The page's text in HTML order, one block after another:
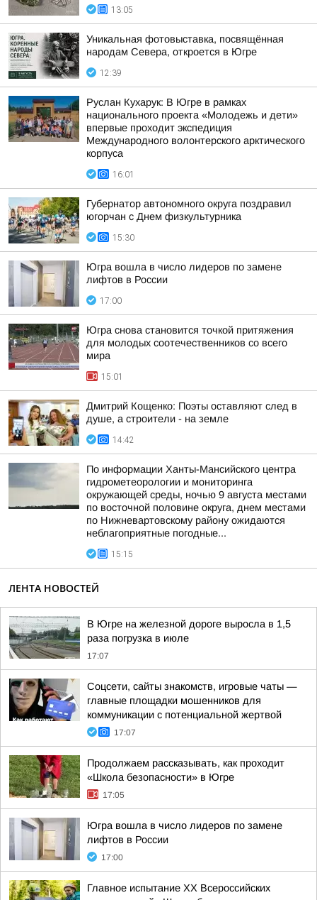
13:05
Уникальная фотовыставка, посвящённая
народам Севера, откроется в Югре
12:39
Руслан Кухарук: В Югре в рамках
национального проекта «Молодежь и дети»
впервые проходит экспедиция
Международного волонтерского арктического
корпуса
16:01
Губернатор автономного округа поздравил
югорчан с Днем физкультурника
15:30
Югра вошла в число лидеров по замене
лифтов в России
17:00
Югра снова становится точкой притяжения
для молодых соотечественников со всего
мира
15:01
Дмитрий Кощенко: Поэты оставляют след в
душе, а строители - на земле
14:42
По информации Ханты-Мансийского центра
гидрометеорологии и мониторинга
окружающей среды, ночью 9 августа местами
по восточной половине округа, днем местами
по Нижневартовскому району ожидаются
неблагоприятные погодные...
15:15
ЛЕНТА НОВОСТЕЙ
В Югре на железной дороге выросла в 1,5
раза погрузка в июле
17:07
Соцсети, сайты знакомств, игровые чаты —
главные площадки мошенников для
коммуникации с потенциальной жертвой
17:07
Продолжаем рассказывать, как проходит
«Школа безопасности» в Югре
17:05
Югра вошла в число лидеров по замене
лифтов в России
17:00
Главное испытание XX Всероссийских